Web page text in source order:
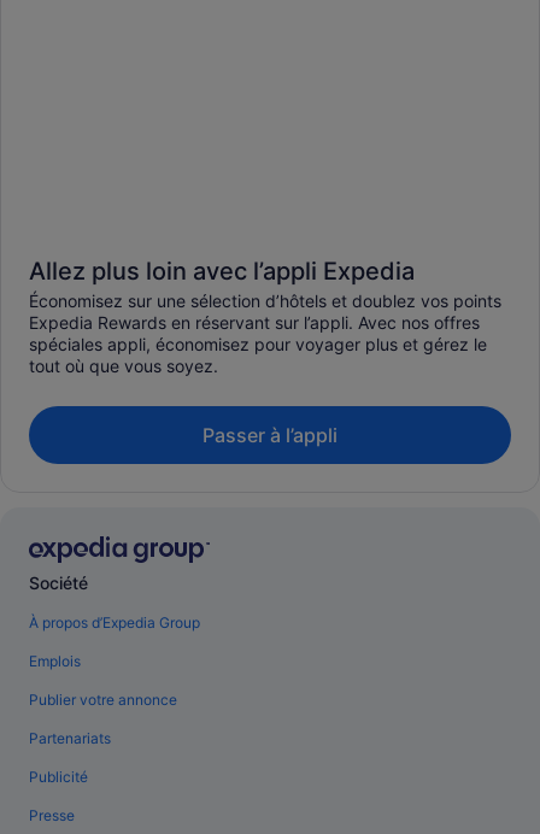
Allez plus loin avec l’appli Expedia
Économisez sur une sélection d’hôtels et doublez vos points
Expedia Rewards en réservant sur l’appli. Avec nos offres
spéciales appli, économisez pour voyager plus et gérez le
tout où que vous soyez.
Passer à l’appli
Société
À propos d’Expedia Group
Emplois
Publier votre annonce
Partenariats
Publicité
Presse